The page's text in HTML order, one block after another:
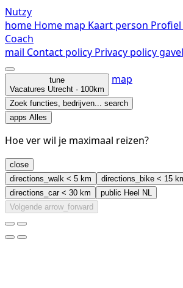
Nutzy
home Home map Kaart person Profiel
Coach
mail Contact policy Privacy policygavel
tune
Vacatures Utrecht · 100km
map
Zoek functies, bedrijven... search
apps Alles
Hoe ver wil je maximaal reizen?
close
directions_walk < 5 km directions_bike < 15
directions_car< 30 km public Heel NL
Volgende arrow_forward